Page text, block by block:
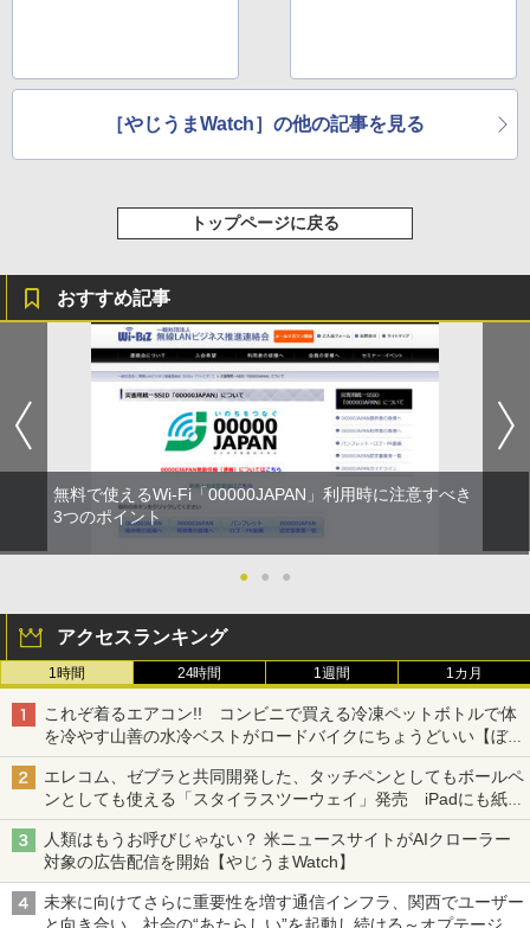
［やじうまWatch］の他の記事を見る
トップページに戻る
おすすめ記事
無料で使えるWi-Fi「00000JAPAN」利用時に注意すべき
3つのポイント
● ● ●
アクセスランキング
1時間 24時間 1週間 1カ月
これぞ着るエアコン!! コンビニで買える冷凍ペットボトルで体
を冷やす山善の水冷ベストがロードバイクにちょうどいい【ぼっ
ち・ざ・ろーど！その14】【空いた時間でなにしてる？】
エレコム、ゼブラと共同開発した、タッチペンとしてもボールペ
ンとしても使える「スタイラスツーウェイ」発売 iPadにも紙に
も、持ち替えずに書き込める
人類はもうお呼びじゃない？ 米ニュースサイトがAIクローラー
対象の広告配信を開始【やじうまWatch】
未来に向けてさらに重要性を増す通信インフラ、関西でユーザー